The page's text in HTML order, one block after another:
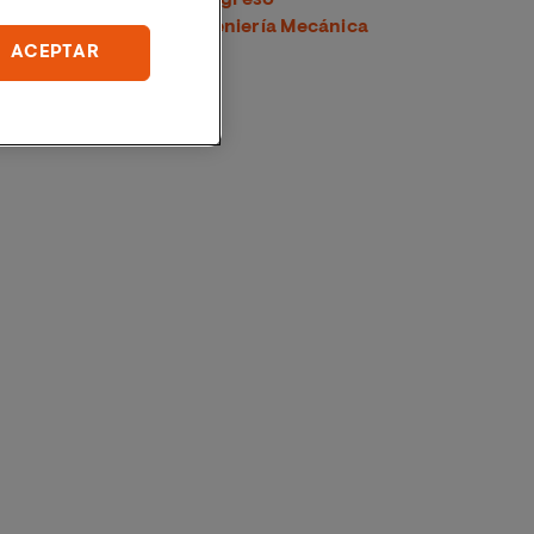
de Ingeniería Mecánica
ACEPTAR